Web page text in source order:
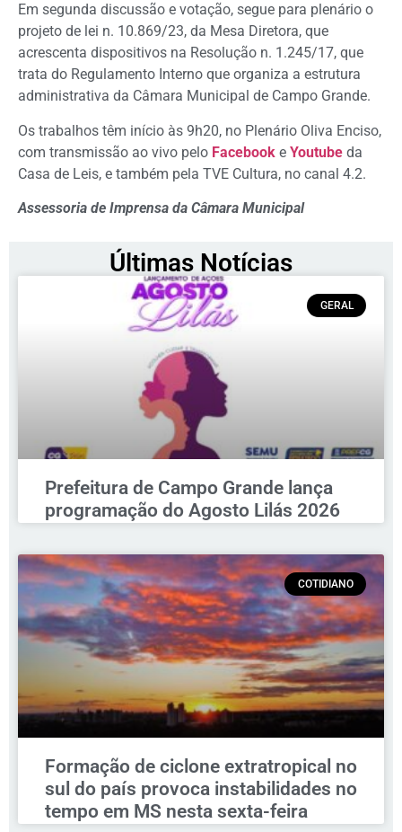
Em segunda discussão e votação, segue para plenário o
projeto de lei n. 10.869/23, da Mesa Diretora, que
acrescenta dispositivos na Resolução n. 1.245/17, que
trata do Regulamento Interno que organiza a estrutura
administrativa da Câmara Municipal de Campo Grande.
Os trabalhos têm início às 9h20, no Plenário Oliva Enciso,
com transmissão ao vivo pelo Facebook e Youtube da
Casa de Leis, e também pela TVE Cultura, no canal 4.2.
Assessoria de Imprensa da Câmara Municipal
Últimas Notícias
GERAL
Prefeitura de Campo Grande lança
programação do Agosto Lilás 2026
COTIDIANO
Formação de ciclone extratropical no
sul do país provoca instabilidades no
tempo em MS nesta sexta-feira